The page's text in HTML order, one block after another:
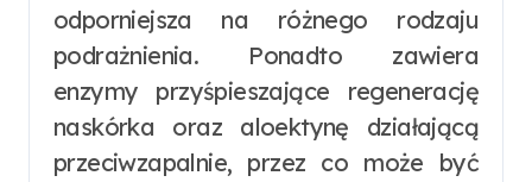
odporniejsza na różnego rodzaju
podrażnienia. Ponadto zawiera
enzymy przyśpieszające regenerację
naskórka oraz aloektynę działającą
przeciwzapalnie, przez co może być